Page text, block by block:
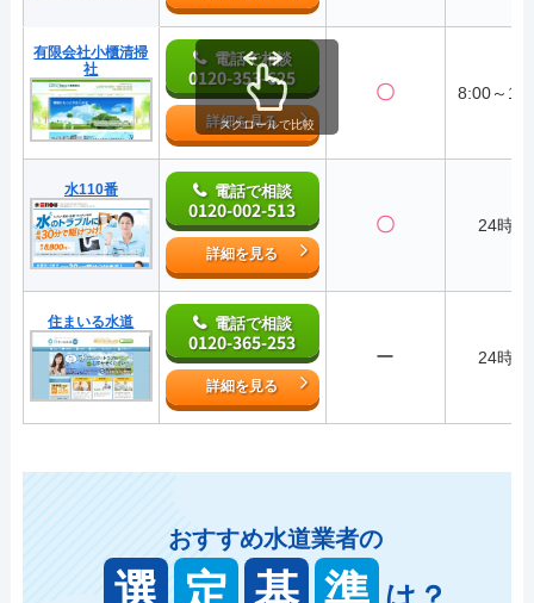
有限会社小櫃清掃
社
電話で相談
0120-353-625
詳細を見る
〇 8:00～
水110番 電話で相談
0120-002-513
詳細を見る
〇 24時間
住まいる水道 電話で相談
0120-365-253
詳細を見る
ー 24時間
スクロールで比較
おすすめ水道業者の
選 定 基 準